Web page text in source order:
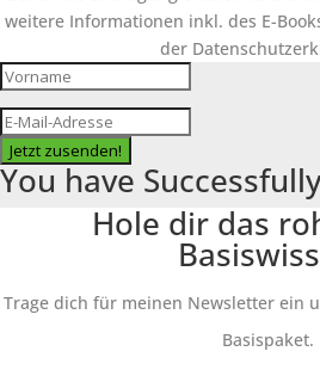
weitere Informationen inkl. des E-
der
Jetzt zusenden!
You have
Hole dir das
Trage dich für meinen Newsletter ein
Basispaket.